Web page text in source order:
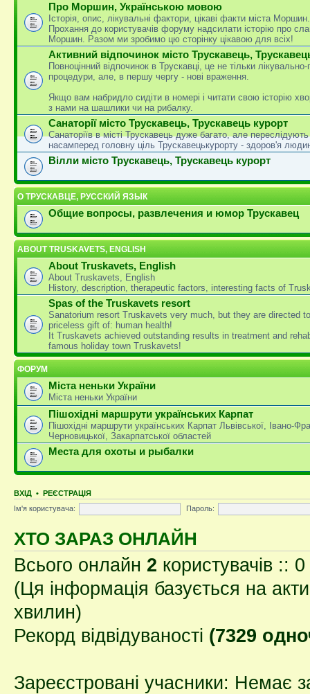
Про Моршин, Українською мовою
Історія, опис, лікувальні фактори, цікаві факти міста Моршин.
Прохання до користувачів форуму надсилати історію про
Моршин. Разом ми зробимо цю сторінку цікавою для всіх!
Активний відпочинок місто Трускавець,
Повноцінний відпочинок в Трускавці, це не тільки лікувально-
процедури, але, в першу чергу - нові враження.
Якщо вам набридло сидіти в номері і читати свою історію
з нами на шашлики чи на рибалку.
Санаторії місто Трускавець, Трускавець курорт
Санаторіїв в місті Трускавець дуже багато, але
насамперед головну ціль Трускавецькурорту - здоров'я
Вілли місто Трускавець, Трускавець курорт
О ТРУСКАВЦЕ, РУССКИЙ ЯЗЫК
Общие вопросы, развлечения и юмор Трускавец
ABOUT TRUSKAVETS, ENGLISH
About Truskavets, English
About Truskavets, English
History, description, therapeutic factors, interesting facts of
Spas of the Truskavets resort
Sanatorium resort Truskavets very much, but they are directed
priceless gift of: human health!
It Truskavets achieved outstanding results in treatment and
famous holiday town Truskavets!
ФОРУМ
Міста неньки України
Міста неньки України
Пішохідні маршрути українських Карпат
Пішохідні маршрути українських Карпат Львівської, Івано-
Черновицької, Закарпатської областей
Места для охоты и рыбалки
ВХІД • РЕЄСТРАЦІЯ
Ім'я користувача:
Пароль:
ХТО ЗАРАЗ ОНЛАЙН
Всього онлайн 2 користувачів ::
(Ця інформація базується на
хвилин)
Рекорд відвідуваності (7329
Зареєстровані учасники: Немає